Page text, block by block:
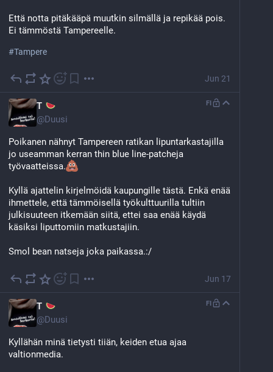
Että notta pitäkääpä muutkin silmällä ja repikää pois.
Ei tämmöstä Tampereelle.
#Tampere
Jun 21
T
@Duusi
FI
Poikanen nähnyt Tampereen ratikan lipuntarkastajilla
jo useamman kerran thin blue line-patcheja
työvaatteissa.
Kyllä ajattelin kirjelmöidä kaupungille tästä. Enkä enää
ihmettele, että tämmöisellä työkulttuurilla tultiin
julkisuuteen itkemään siitä, ettei saa enää käydä
käsiksi liputtomiin matkustajiin.
Smol bean natseja joka paikassa.:/
Jun 17
T
@Duusi
FI
Kyllähän minä tietysti tiiän, keiden etua ajaa
valtionmedia.